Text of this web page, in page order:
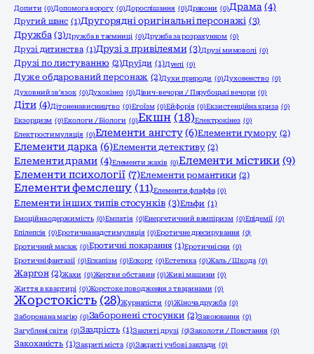
Допити (0)Допомога ворогу (0)Дорослішання (0)Дракони (0)Драма (4)
Другий шанс (1)Другорядні оригінальні персонажі (3)
Дружба (3)Дружба в таємниці (0)Дружба за розрахунком (0)
Друзі дитинства (1)Друзі з привілеями (3)Друзі мимоволі (0)
Друзі по листуванню (2)Друїди (1)Дуелі (0)
Дуже обдарований персонаж (2)Духи природи (0)Духовенство (0)
Духовний зв'язок (0)Духокінез (0)Дівич-вечори / Парубоцькі вечори (0)
Діти (4)Дітоненависництво (0)Егоїзм (0)Ейфорія (0)Екзистенційна криза (0)
Екзорцизм (0)Екологи / Біологи (0)Екшн (18)Електрокінез (0)
Електростимуляція (0)Елементи ангсту (6)Елементи гумору (2)
Елементи дарка (6)Елементи детективу (2)
Елементи драми (4)Елементи жахів (0)Елементи містики (9)
Елементи психології (7)Елементи романтики (2)
Елементи фемслешу (11)Елементи флаффа (0)
Елементи інших типів стосунків (3)Ельфи (1)
Емоційна одержимість (0)Емпатія (0)Енергетичний вампіризм (0)Епідемії (0)
Епілепсія (0)Еротична надстимуляція (0)Еротичне дресирування (0)
Еротичний масаж (0)Еротичні покарання (1)Еротичні сни (0)
Еротичні фантазії (0)Ескапізм (0)Ескорт (0)Естетика (0)Жаль / Шкода (0)
Жаргон (2)Жахи (0)Жертви обставин (0)Живі машини (0)
Життя в квартирі (0)Жорстоке поводження з тваринами (0)
Жорстокість (28)Журналісти (0)Жіноча дружба (0)
Заборона на магію (0)Заборонені стосунки (2)Завоювання (0)
Загублені світи (0)Заздрість (1)Закляті друзі (0)Заколоти / Повстання (0)
Закоханість (1)Закриті міста (0)Закриті учбові заклади (0)